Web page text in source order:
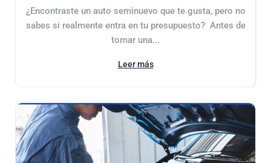
¿Encontraste un auto seminuevo que te gusta, pero no
sabes si realmente entra en tu presupuesto? Antes de
tomar una...
Leer más